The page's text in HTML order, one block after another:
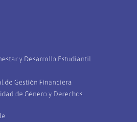
y Desarrollo Estudiantil
de Gestión Financiera
de Género y Derechos